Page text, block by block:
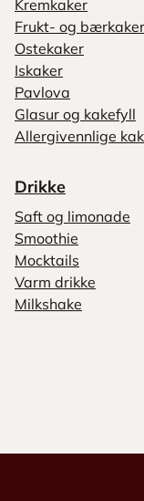
Kremkaker
Frukt- og bærkaker
Ostekaker
Iskaker
Pavlova
Glasur og kakefyll
Allergivennlige
Drikke
Saft og limonade
Smoothie
Mocktails
Varm drikke
Milkshake